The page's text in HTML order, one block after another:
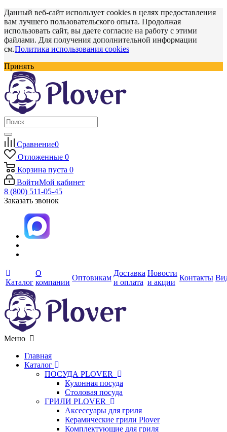
Данный веб-сайт использует cookies в целях предоставления
вам лучшего пользовательского опыта. Продолжая
использовать сайт, вы даете согласие на работу с этими
файлами. Для получения дополнительной информации
см.Политика использования cookies
Принять
Сравнение0
Отложенные 0
Корзина пуста 0
ВойтиМой кабинет
8 (800) 511-05-45
Заказать звонок
Каталог
О
компании
Оптовикам
Доставка
и оплата
Новости
и акции
Контакты
Меню
Главная
Каталог
ПОСУДА PLOVER
Кухонная посуда
Столовая посуда
ГРИЛИ PLOVER
Аксессуары для гриля
Керамические грили Plover
Комплектующие для гриля